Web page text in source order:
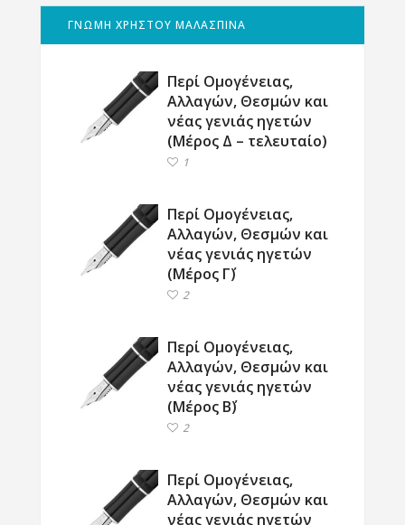
ΓΝΩΜΗ ΧΡΗΣΤΟΥ ΜΑΛΑΣΠΙΝΑ
Περί Ομογένειας,
Αλλαγών, Θεσμών και
νέας γενιάς ηγετών
(Μέρος Δ – τελευταίο)
1
Περί Ομογένειας,
Αλλαγών, Θεσμών και
νέας γενιάς ηγετών
(Μέρος Γ΄)
2
Περί Ομογένειας,
Αλλαγών, Θεσμών και
νέας γενιάς ηγετών
(Μέρος Β΄)
2
Περί Ομογένειας,
Αλλαγών, Θεσμών και
νέας γενιάς ηγετών